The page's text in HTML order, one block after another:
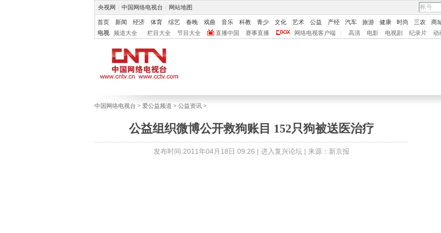
央视网 中国网络电视台 网站地图
首页 新闻 经济 体育 综艺 春晚 戏曲 音乐 科教 青少 文化 艺术 公益 产经 汽车 旅游 健康 时尚 三农 商
电视
频道大全 栏目大全 节目大全 直播中国 赛事直播 网络电视客户端 高清 电影 电视剧 纪录片 动
中国网络电视台 > 爱公益频道 > 公益资讯 >
公益组织微博公开救狗账目 152只狗被送医治疗
发布时间:2011年04月18日 09:26 | 进入复兴论坛| 来源：新京报